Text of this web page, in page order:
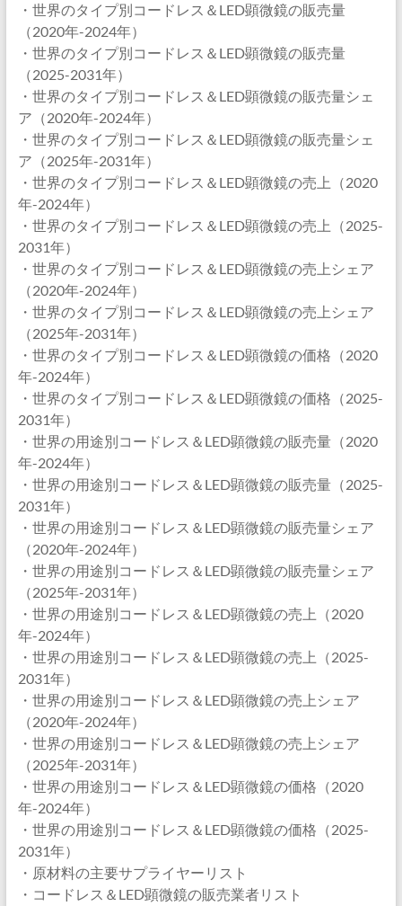
・世界のタイプ別コードレス＆LED顕微鏡の販売量
（2020年-2024年）
・世界のタイプ別コードレス＆LED顕微鏡の販売量
（2025-2031年）
・世界のタイプ別コードレス＆LED顕微鏡の販売量シェ
ア（2020年-2024年）
・世界のタイプ別コードレス＆LED顕微鏡の販売量シェ
ア（2025年-2031年）
・世界のタイプ別コードレス＆LED顕微鏡の売上（2020
年-2024年）
・世界のタイプ別コードレス＆LED顕微鏡の売上（2025-
2031年）
・世界のタイプ別コードレス＆LED顕微鏡の売上シェア
（2020年-2024年）
・世界のタイプ別コードレス＆LED顕微鏡の売上シェア
（2025年-2031年）
・世界のタイプ別コードレス＆LED顕微鏡の価格（2020
年-2024年）
・世界のタイプ別コードレス＆LED顕微鏡の価格（2025-
2031年）
・世界の用途別コードレス＆LED顕微鏡の販売量（2020
年-2024年）
・世界の用途別コードレス＆LED顕微鏡の販売量（2025-
2031年）
・世界の用途別コードレス＆LED顕微鏡の販売量シェア
（2020年-2024年）
・世界の用途別コードレス＆LED顕微鏡の販売量シェア
（2025年-2031年）
・世界の用途別コードレス＆LED顕微鏡の売上（2020
年-2024年）
・世界の用途別コードレス＆LED顕微鏡の売上（2025-
2031年）
・世界の用途別コードレス＆LED顕微鏡の売上シェア
（2020年-2024年）
・世界の用途別コードレス＆LED顕微鏡の売上シェア
（2025年-2031年）
・世界の用途別コードレス＆LED顕微鏡の価格（2020
年-2024年）
・世界の用途別コードレス＆LED顕微鏡の価格（2025-
2031年）
・原材料の主要サプライヤーリスト
・コードレス＆LED顕微鏡の販売業者リスト